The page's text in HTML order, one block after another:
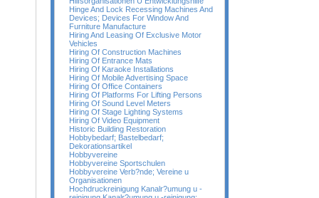
Hinge And Lock Recessing Machines And
Devices; Devices For Window And
Furniture Manufacture
Hiring And Leasing Of Exclusive Motor
Vehicles
Hiring Of Construction Machines
Hiring Of Entrance Mats
Hiring Of Karaoke Installations
Hiring Of Mobile Advertising Space
Hiring Of Office Containers
Hiring Of Platforms For Lifting Persons
Hiring Of Sound Level Meters
Hiring Of Stage Lighting Systems
Hiring Of Video Equipment
Historic Building Restoration
Hobbybedarf; Bastelbedarf;
Dekorationsartikel
Hobbyvereine
Hobbyvereine Sportschulen
Hobbyvereine Verb?nde; Vereine u
Organisationen
Hochdruckreinigung Kanalr?umung u -